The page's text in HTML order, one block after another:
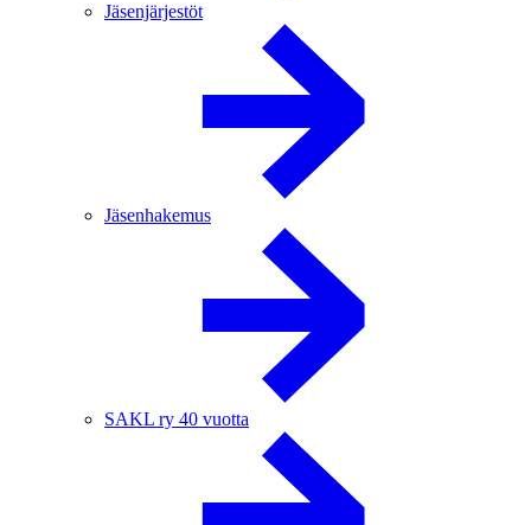
Jäsenjärjestöt
Jäsenhakemus
SAKL ry 40 vuotta